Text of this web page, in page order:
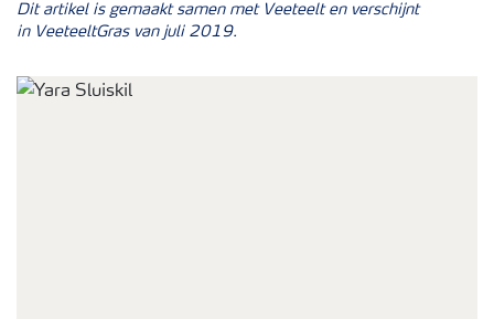
Dit artikel is gemaakt samen met Veeteelt en verschijnt
in VeeteeltGrasvan juli 2019.